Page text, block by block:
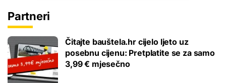
Partneri
Čitajte bauštela.hr cijelo ljeto uz
posebnu cijenu: Pretplatite se za samo
3,99 € mjesečno